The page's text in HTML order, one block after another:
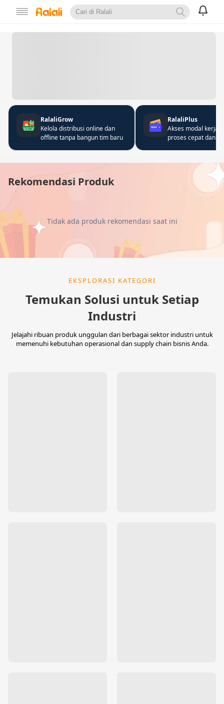
RalaliGrow
Kelola distribusi online dan
offline tanpa bangun tim baru
RalaliPlus
Akses modal kerja
proses cepat dan
Rekomendasi Produk
Tidak ada produk rekomendasi saat ini
EKSPLORASI KATEGORI
Temukan Solusi untuk Setiap
Industri
Jelajahi ribuan produk unggulan dari berbagai sektor industri untuk
memenuhi kebutuhan operasional dan supply chain bisnis Anda.